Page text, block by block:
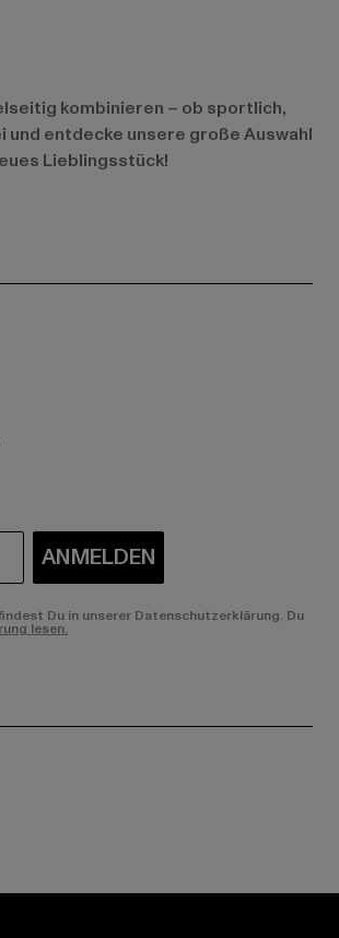
kombinieren – ob sportlich,
entdecke unsere große Auswahl
Lieblingsstück!
ANMELDEN
Du in unserer Datenschutzerklärung. Du
lesen.